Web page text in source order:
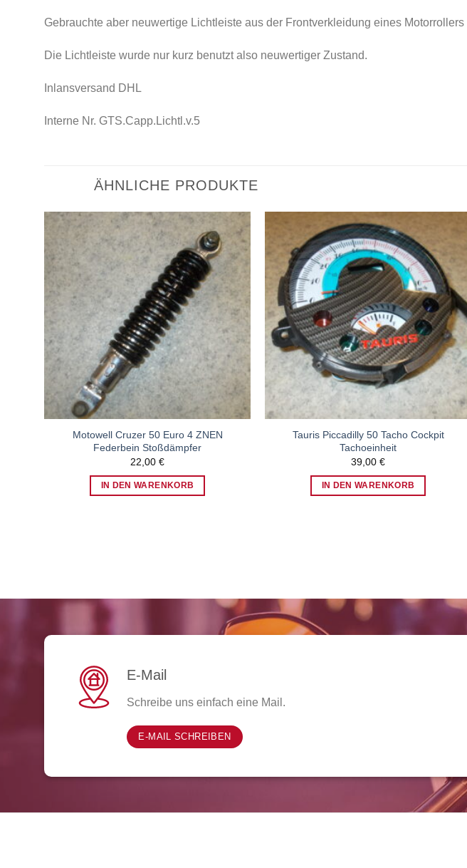
Gebrauchte aber neuwertige Lichtleiste aus der Frontverkleidung eines
Die Lichtleiste wurde nur kurz benutzt also neuwertiger Zustand.
Inlansversand DHL
Interne Nr. GTS.Capp.Lichtl.v.5
ÄHNLICHE PRODUKTE
Wunschzettel
hinzufügen
Motowell Cruzer 50 Euro 4 ZNEN
Federbein Stoßdämpfer
22,00 €
IN DEN WARENKORB
Zum
Wunschzettel
hinzufügen
Tauris Piccadilly 50 Tacho Cockpit
Tachoeinheit
39,00 €
IN DEN WARENKORB
E-Mail
Schreibe uns einfach eine Mail.
E-MAIL SCHREIBEN